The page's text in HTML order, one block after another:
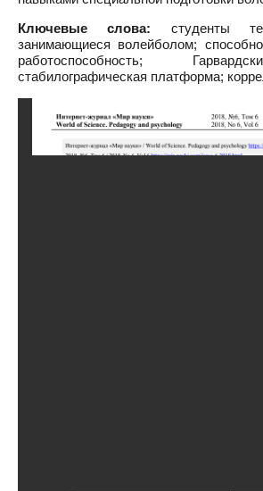
Ключевые слова: студенты
занимающиеся волейболом;
работоспособность;
стабилографическая платформа;